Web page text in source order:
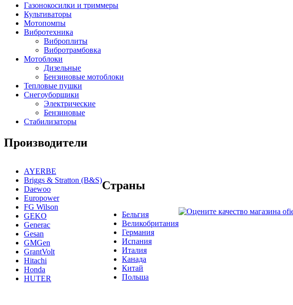
Газонокосилки и триммеры
Культиваторы
Мотопомпы
Вибротехника
Виброплиты
Вибротрамбовка
Мотоблоки
Дизельные
Бензиновые мотоблоки
Тепловые пушки
Снегоуборщики
Электрические
Бензиновые
Стабилизаторы
Производители
AYERBE
Briggs & Stratton (B&S)
Daewoo
Europower
FG Wilson
GEKO
Generac
Gesan
GMGen
GrantVolt
Hitachi
Honda
HUTER
Страны
Бельгия
Великобритания
Германия
Испания
Италия
Канада
Китай
Польша